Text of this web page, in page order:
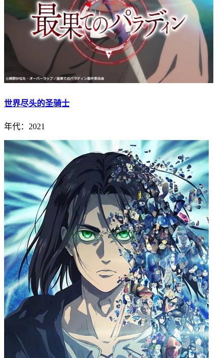
世界尽头的圣骑士
年代：2021